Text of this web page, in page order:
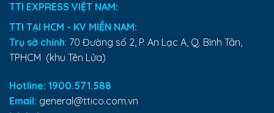
TTI EXPRESS VIỆT NAM:
TTI TẠI HCM - KV MIỀN NAM:
Trụ sở chính: 70 Đường số 2, P. An Lạc A, Q. Bình Tân,
TPHCM (khu Tên Lửa)
Hotline: 1900.571.588
Email: general@ttico.com.vn